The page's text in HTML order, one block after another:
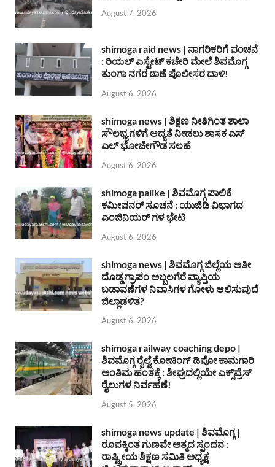
August 7, 2026
shimoga raid news | ನಾಗರಿಕರಿಗೆ ವಂಚನೆ
: ರಿಯಲ್ ಎಸ್ಟೇಟ್ ಕಚೇರಿ ಮೇಲೆ ಶಿವಮೊಗ್ಗ
ತುಂಗಾ ನಗರ ಠಾಣೆ ಪೊಲೀಸರ ದಾಳಿ!
August 6, 2026
shimoga news | ಶಿಕ್ಷಣ ನೀತಿಗಿಂತ ಶಾಲಾ
ಸೌಲಭ್ಯಗಳಿಗೆ ಆದ್ಯತೆ ನೀಡಲು ಶಾಸಕ ಎಸ್
ಎಲ್ ಭೋಜೇಗೌಡ ಸಲಹೆ
August 6, 2026
shimoga palike | ಶಿವಮೊಗ್ಗ ಪಾಲಿಕೆ
ಕಮೀಷನರ್ ಸೂಚನೆ : ಯುಜಿಡಿ ವಿಭಾಗದ
ಎಂಜಿನಿಯರ್ ಗಳ ಭೇಟಿ
August 6, 2026
shimoga news | ಶಿವಮೊಗ್ಗ ಜಿಲ್ಲೆಯ ಅತೀ
ದೊಡ್ಡ ಗ್ರಾಪಂ ಅಬ್ಬಲಗೆರೆ ವ್ಯಾಪ್ತಿಯ
ಬಡಾವಣೆಗಳ ನಿವಾಸಿಗಳ ಗೋಳು ಆಲಿಸುವುದೆ
ಜಿಲ್ಲಾಡಳಿತ?
August 6, 2026
shimoga railway coaching depo |
ಶಿವಮೊಗ್ಗ ರೈಲ್ವೆ ಕೋಚಿಂಗ್ ಡಿಪೋ ಕಾಮಗಾರಿ
ಅಂತಿಮ ಹಂತಕ್ಕೆ : ಶೀಘ್ರದಲ್ಲಿಯೇ ಎಕ್ಸ್‌ಪ್ರೆಸ್
ರೈಲುಗಳ ನಿರ್ವಹಣೆ!
August 5, 2026
shimoga news update | ಶಿವಮೊಗ್ಗ |
ರೂಪಕ್ಕಿಂತ ಗುಣವೇ ಆತ್ಮದ ಸ್ಪಂದನ :
ರಾಷ್ಟ್ರೀಯ ಶಿಕ್ಷಣ ಸಮಿತಿ ಅಧ್ಯಕ್ಷ